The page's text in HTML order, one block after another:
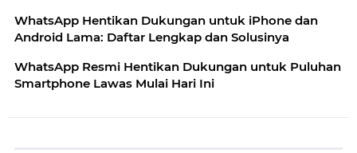
WhatsApp Hentikan Dukungan untuk iPhone dan
Android Lama: Daftar Lengkap dan Solusinya
WhatsApp Resmi Hentikan Dukungan untuk Puluhan
Smartphone Lawas Mulai Hari Ini